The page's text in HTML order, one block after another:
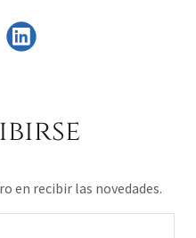
en recibir las novedades.